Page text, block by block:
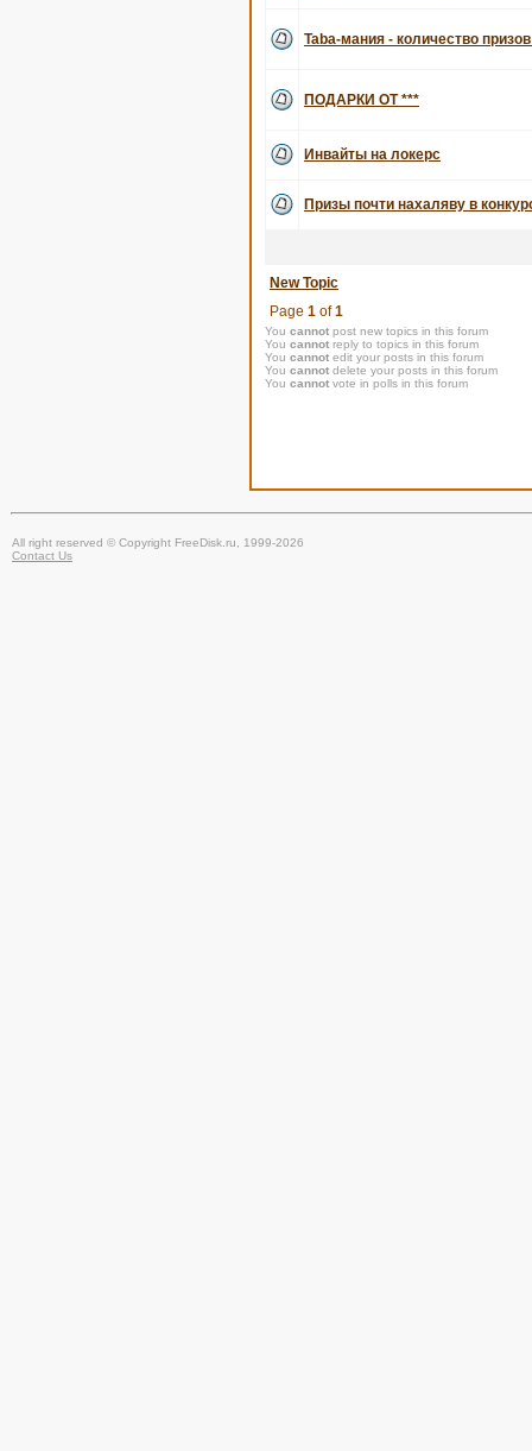
Taba-мания - количество
ПОДАРКИ ОТ ***
Инвайты на локерс
Призы почти нахаляву в
New Topic
Page 1 of1
You cannot post new topics in this forum
You cannot reply to topics in this forum
You cannot edit your posts in this forum
You cannot delete your posts in this forum
You cannot vote in polls in this forum
All right reserved © Copyright FreeDisk.ru, 1999-2026
Contact Us